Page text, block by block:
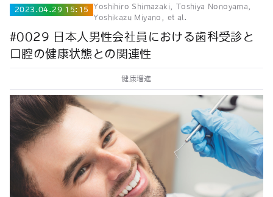
2023.04.29 15:15
Yoshihiro Shimazaki, Toshiya Nonoyama,
Yoshikazu Miyano, et al.
#0029 日本人男性会社員における歯科受診と
口腔の健康状態との関連性
健康増進